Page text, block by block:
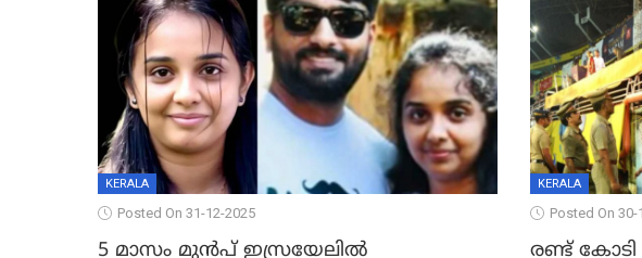
KERALA
Posted On 31-12-2025
5 മാസം മുൻപ് ഇസ്രയേലിൽ
KERALA
Posted On 30-
രണ്ട്